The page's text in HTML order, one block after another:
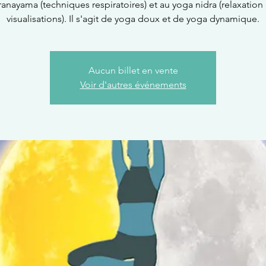
(techniques respiratoires) et au yoga nidra (relaxation
visualisations). Il s'agit de yoga doux et de yoga dynamique.
Aucun billet en vente
Voir d'autres événements